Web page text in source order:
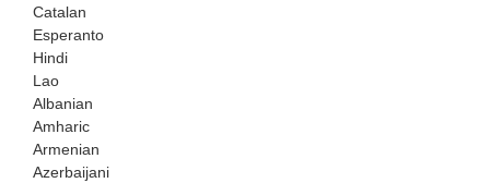
Catalan
Esperanto
Hindi
Lao
Albanian
Amharic
Armenian
Azerbaijani